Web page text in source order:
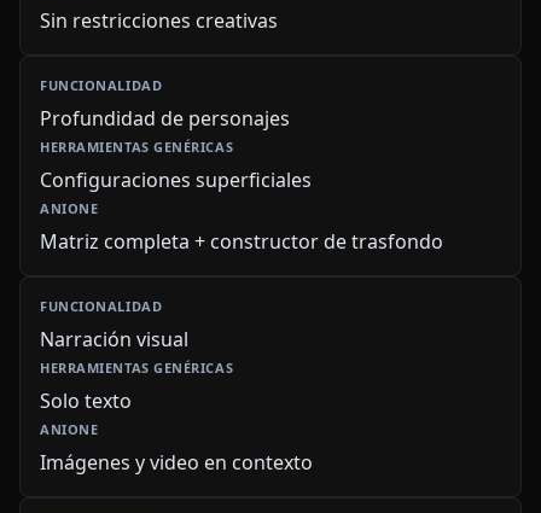
Sin restricciones creativas
Profundidad de personajes
Configuraciones superficiales
Matriz completa + constructor de trasfondo
Narración visual
Solo texto
Imágenes y video en contexto